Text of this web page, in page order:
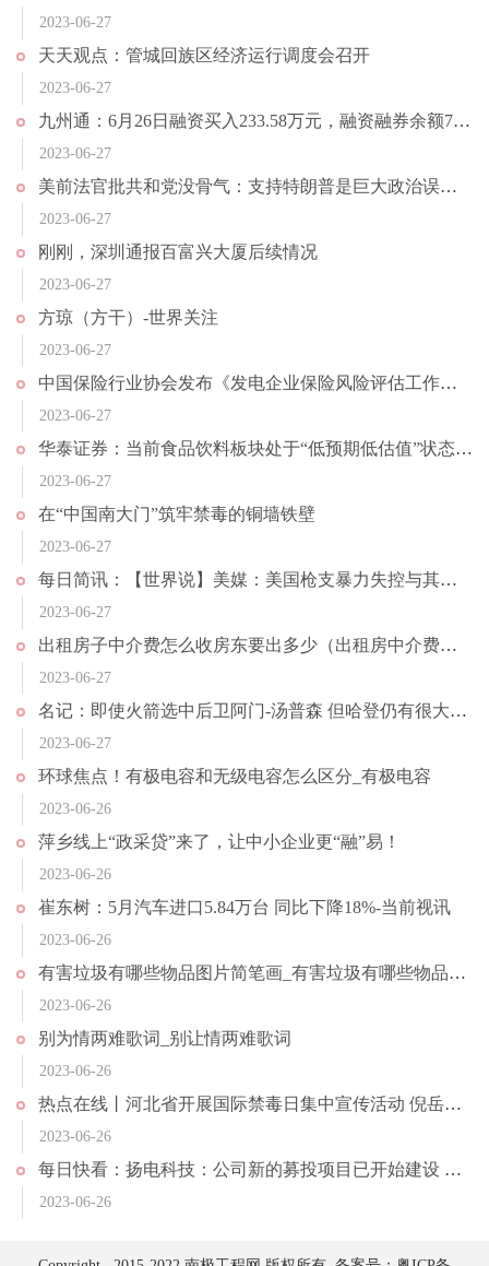
2023-06-27
天天观点：管城回族区经济运行调度会召开
2023-06-27
九州通：6月26日融资买入233.58万元，融资融券余额7.79亿元
2023-06-27
美前法官批共和党没骨气：支持特朗普是巨大政治误判 等于自我毁灭 当前观察
2023-06-27
刚刚，深圳通报百富兴大厦后续情况
2023-06-27
方琼（方干）-世界关注
2023-06-27
中国保险行业协会发布《发电企业保险风险评估工作指引》；夜间消费成小微经济亮点，长沙夜间消费占全天消费额超6成｜投资者早报
2023-06-27
华泰证券：当前食品饮料板块处于“低预期低估值”状态_速看料
2023-06-27
在“中国南大门”筑牢禁毒的铜墙铁壁
2023-06-27
每日简讯：【世界说】美媒：美国枪支暴力失控与其政府对外战争政策息息相关
2023-06-27
出租房子中介费怎么收房东要出多少（出租房中介费收取标准是多少）
2023-06-27
名记：即使火箭选中后卫阿门-汤普森 但哈登仍有很大可能重返火箭_世界热点
2023-06-27
环球焦点！有极电容和无级电容怎么区分_有极电容
2023-06-26
萍乡线上“政采贷”来了，让中小企业更“融”易！
2023-06-26
崔东树：5月汽车进口5.84万台 同比下降18%-当前视讯
2023-06-26
有害垃圾有哪些物品图片简笔画_有害垃圾有哪些物品_天天快看
2023-06-26
别为情两难歌词_别让情两难歌词
2023-06-26
热点在线丨河北省开展国际禁毒日集中宣传活动 倪岳峰王正谱作出批示
2023-06-26
每日快看：扬电科技：公司新的募投项目已开始建设 新增加储能变电站系列产品的生产
2023-06-26